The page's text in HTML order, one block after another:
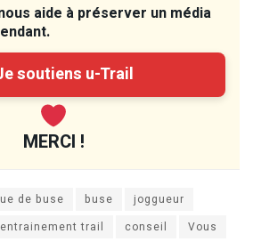
aide à préserver un média
soutiens u-Trail
MERCI !
de buse buse
joggueur
entrainement trail conseil
Vous